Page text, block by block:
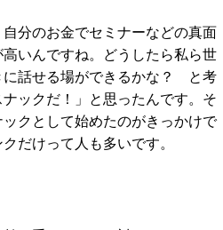
分のお金でセミナーなどの真面
いんですね。どうしたら私ら世
に話せる場ができるかな？ と考
ックだ！」と思ったんです。そ
クとして始めたのがきっかけで
だけって人も多いです。